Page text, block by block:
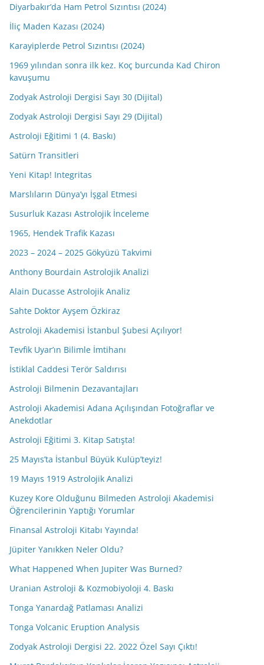
Diyarbakır’da Ham Petrol Sızıntısı (2024)
İliç Maden Kazası (2024)
Karayiplerde Petrol Sızıntısı (2024)
1969 yılından sonra ilk kez. Koç burcunda Kad Chiron
kavuşumu
Zodyak Astroloji Dergisi Sayı 30 (Dijital)
Zodyak Astroloji Dergisi Sayı 29 (Dijital)
Astroloji Eğitimi 1 (4. Baskı)
Satürn Transitleri
Yeni Kitap! Integritas
Marslıların Dünya’yı İşgal Etmesi
Susurluk Kazası Astrolojik İnceleme
1965, Hendek Trafik Kazası
2023 – 2024 – 2025 Gökyüzü Takvimi
Anthony Bourdain Astrolojik Analizi
Alain Ducasse Astrolojik Analiz
Sahte Doktor Ayşem Özkiraz
Astroloji Akademisi İstanbul Şubesi Açılıyor!
Tevfik Uyar’ın Bilimle İmtihanı
İstiklal Caddesi Terör Saldırısı
Astroloji Bilmenin Dezavantajları
Astroloji Akademisi Adana Açılışından Fotoğraflar ve
Anekdotlar
Astroloji Eğitimi 3. Kitap Satışta!
25 Mayıs’ta İstanbul Büyük Kulüp’teyiz!
19 Mayıs 1919 Astrolojik Analizi
Kuzey Kore Olduğunu Bilmeden Astroloji Akademisi
Öğrencilerinin Yaptığı Yorumlar
Finansal Astroloji Kitabı Yayında!
Jüpiter Yanıkken Neler Oldu?
What Happened When Jupiter Was Burned?
Uranian Astroloji & Kozmobiyoloji 4. Baskı
Tonga Yanardağ Patlaması Analizi
Tonga Volcanic Eruption Analysis
Zodyak Astroloji Dergisi 22. 2022 Özel Sayı Çıktı!